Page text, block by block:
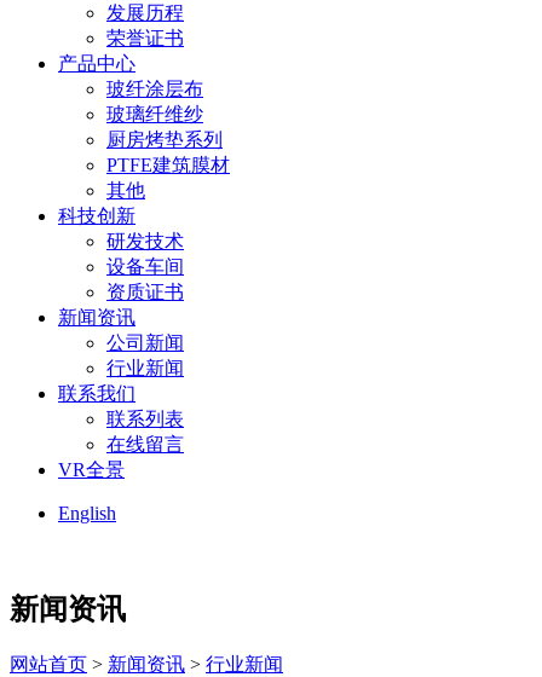
发展历程
荣誉证书
产品中心
玻纤涂层布
玻璃纤维纱
厨房烤垫系列
PTFE建筑膜材
其他
科技创新
研发技术
设备车间
资质证书
新闻资讯
公司新闻
行业新闻
联系我们
联系列表
在线留言
VR全景
English
新闻资讯
网站首页 > 新闻资讯 > 行业新闻